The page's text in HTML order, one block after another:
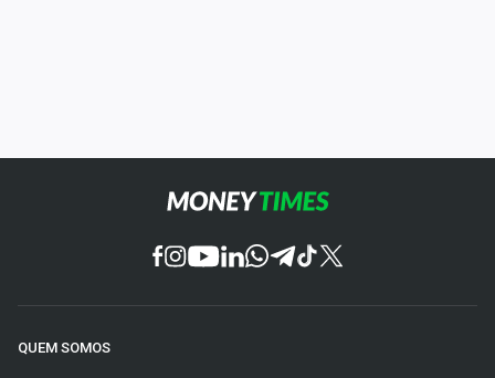
QUEM SOMOS